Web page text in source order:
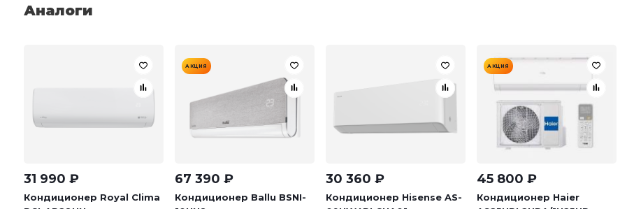
Аналоги
31 990 ₽
Кондиционер Royal Clima
АКЦИЯ
67 390 ₽
Кондиционер Ballu BSNI-
30 360 ₽
Кондиционер Hisense AS-
АКЦИЯ
45 800 ₽
Кондиционер Haier